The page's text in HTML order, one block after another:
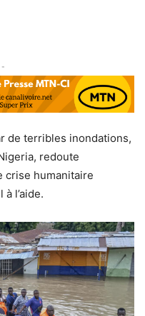
-
de terribles inondations,
redoute
crise humanitaire
l’aide.